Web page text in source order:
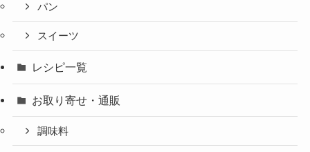
パン
スイーツ
レシピ一覧
お取り寄せ・通販
調味料